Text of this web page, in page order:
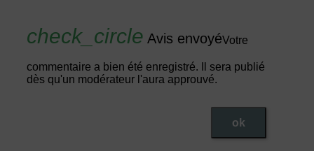
Avis envoyéVotre
commentaire a bien été enregistré. Il sera publié
dès qu'un modérateur l'aura approuvé.
ok